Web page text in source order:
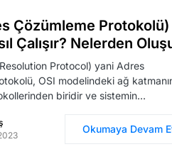
Çözümleme Protokolü)
Çalışır? Nelerden
Protocol) yani Adres
OSI modelindeki ağ
biridir ve sistemin…
Okumaya Devam